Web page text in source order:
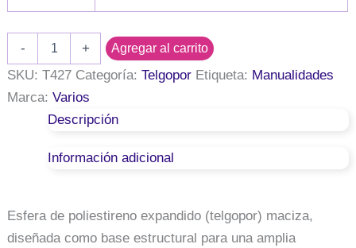
$ 3.100
$ 29.300
-
telgopor
10
+ Agregar al carrito
SKU:T427 Categoría:Telgopor Etiqueta: Manualidades
Marca:Varios
Descripción
Información adicional
Esfera de poliestireno expandido (telgopor) maciza,
diseñada como base estructural para una amplia